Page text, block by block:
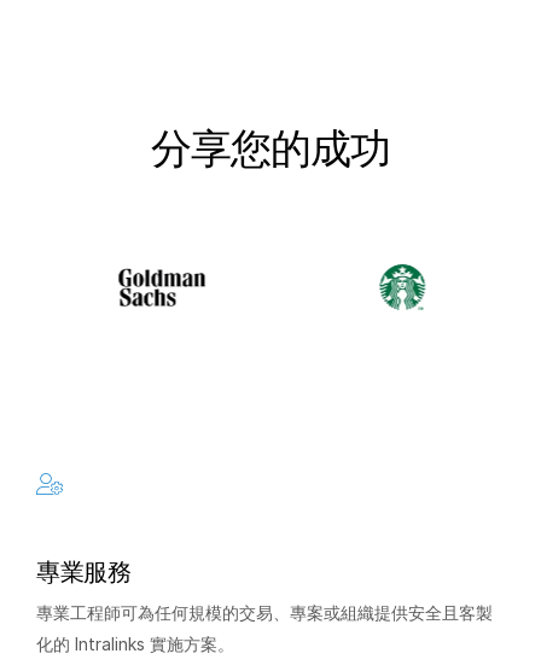
分享您的成功
專業服務
專業工程師可為任何規模的交易、專案或組織提供安全且客製
化的 Intralinks 實施方案。